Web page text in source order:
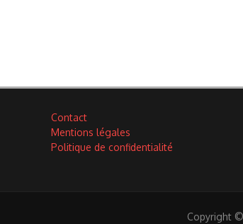
Contact
Mentions légales
Politique de confidentialité